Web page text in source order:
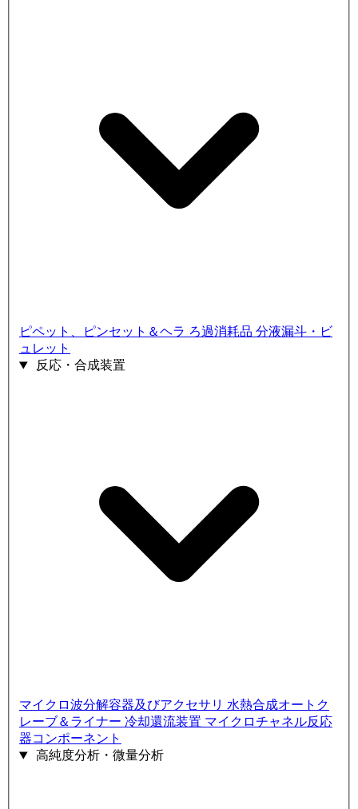
ピペット、ピンセット＆ヘラ ろ過消耗品 分液漏斗・ビ
ュレット
反応・合成装置
マイクロ波分解容器及びアクセサリ 水熱合成オートク
レーブ＆ライナー 冷却還流装置 マイクロチャネル反応
器コンポーネント
高純度分析・微量分析